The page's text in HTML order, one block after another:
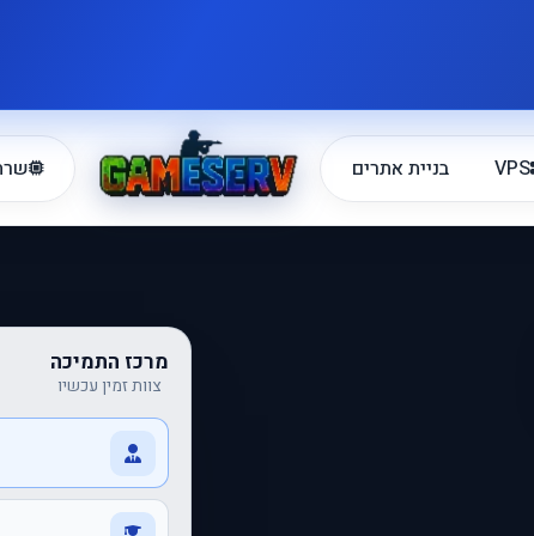
VPS בניית אתרים
מרכז התמיכה
צוות זמין עכשיו